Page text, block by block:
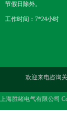
节假日除外。
工作时间：7*24小时
欢迎来电咨询
上海胜绪电气有限公司